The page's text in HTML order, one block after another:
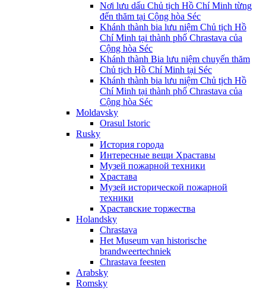
Nơi lưu dấu Chủ tịch Hồ Chí Minh từng
đến thăm tại Cộng hòa Séc
Khánh thành bia lưu niệm Chủ tịch Hồ
Chí Minh tại thành phố Chrastava của
Cộng hòa Séc
Khánh thành Bia lưu niệm chuyến thăm
Chủ tịch Hồ Chí Minh tại Séc
Khánh thành bia lưu niệm Chủ tịch Hồ
Chí Minh tại thành phố Chrastava của
Cộng hòa Séc
Moldavsky
Orasul Istoric
Rusky
История города
Интересные вещи Храставы
Музей пожарной техники
Храстава
Музей исторической пожарной
техники
Храставские торжества
Holandsky
Chrastava
Het Museum van historische
brandweertechniek
Chrastava feesten
Arabsky
Romsky